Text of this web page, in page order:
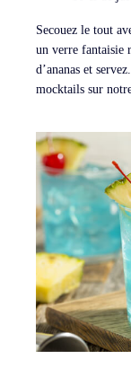
Secouez le tout
un verre fantaisie
d’ananas et
mocktails sur